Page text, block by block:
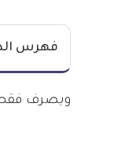
فهرس
ويصرف فقط